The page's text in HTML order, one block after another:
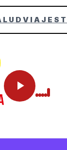
VIAJES